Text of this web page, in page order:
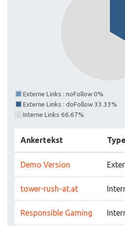
Externe Links : noFollow 0%
Externe Links : doFollow 33.33%
Interne Links 66.67%
Ankertekst Type
Demo Version
tower-rush-at.at
Responsible Gaming